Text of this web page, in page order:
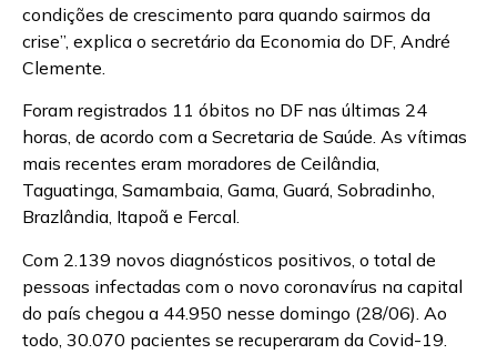
condições de crescimento para quando sairmos da
crise”, explica o secretário da Economia do DF, André
Clemente.
Foram registrados 11 óbitos no DF nas últimas 24
horas, de acordo com a Secretaria de Saúde. As vítimas
mais recentes eram moradores de Ceilândia,
Taguatinga, Samambaia, Gama, Guará, Sobradinho,
Brazlândia, Itapoã e Fercal.
Com 2.139 novos diagnósticos positivos, o total de
pessoas infectadas com o novo coronavírus na capital
do país chegou a 44.950 nesse domingo (28/06). Ao
todo, 30.070 pacientes se recuperaram da Covid-19.